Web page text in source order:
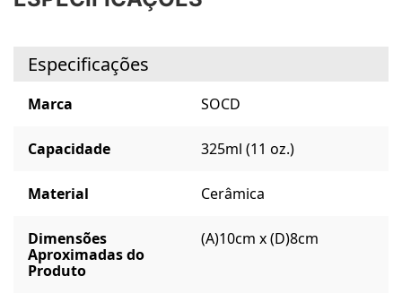
Especificações
Marca SOCD
Capacidade 325ml (11 oz.)
Material Cerâmica
Dimensões
Aproximadas do
Produto
(A)10cm x (D)8cm